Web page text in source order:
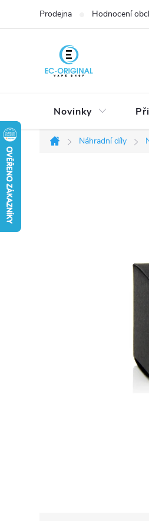
Prodejna Hodnocení
Novinky
Domů
Náhradní díly